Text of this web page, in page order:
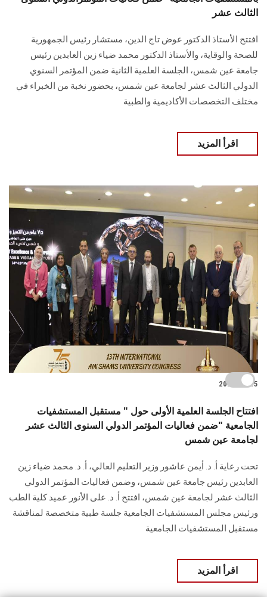
الثالث عشر
افتتح الأستاذ الدكتور عوض تاج الدين، مستشار رئيس الجمهورية
للصحة والوقاية، والأستاذ الدكتور محمد ضياء زين العابدين رئيس
جامعة عين شمس، الجلسة العلمية الثانية ضمن المؤتمر السنوي
الدولي الثالث عشر لجامعة عين شمس، بحضور نخبة من الخبراء في
مختلف التخصصات الأكاديمية والطبية
اقرأ المزيد
2025-05-15
افتتاح الجلسة العلمية الأولى حول " مستقبل المستشفيات
الجامعية "ضمن فعاليات المؤتمر الدولي السنوى الثالث عشر
لجامعة عين شمس
تحت رعاية أ. د. أيمن عاشور وزير التعليم العالي، أ. د. محمد ضياء زين
العابدين رئيس جامعة عين شمس، وضمن فعاليات المؤتمر الدولي
الثالث عشر لجامعة عين شمس، افتتح أ. د. على الأنور عميد كلية الطب
ورئيس مجلس المستشفيات الجامعية جلسة طبية متخصصة لمناقشة
مستقبل المستشفيات الجامعية
اقرأ المزيد